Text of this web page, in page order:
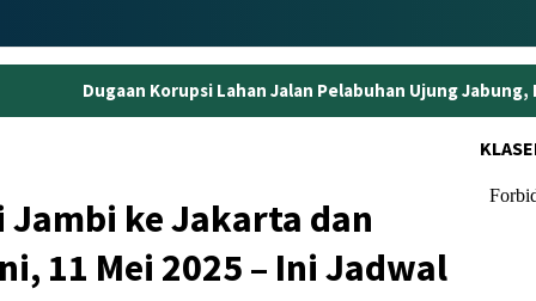
Lahan Jalan Pelabuhan Ujung Jabung, Eks Kepala BPN
Jambi ke Jakarta dan
11 Mei 2025 – Ini Jadwal